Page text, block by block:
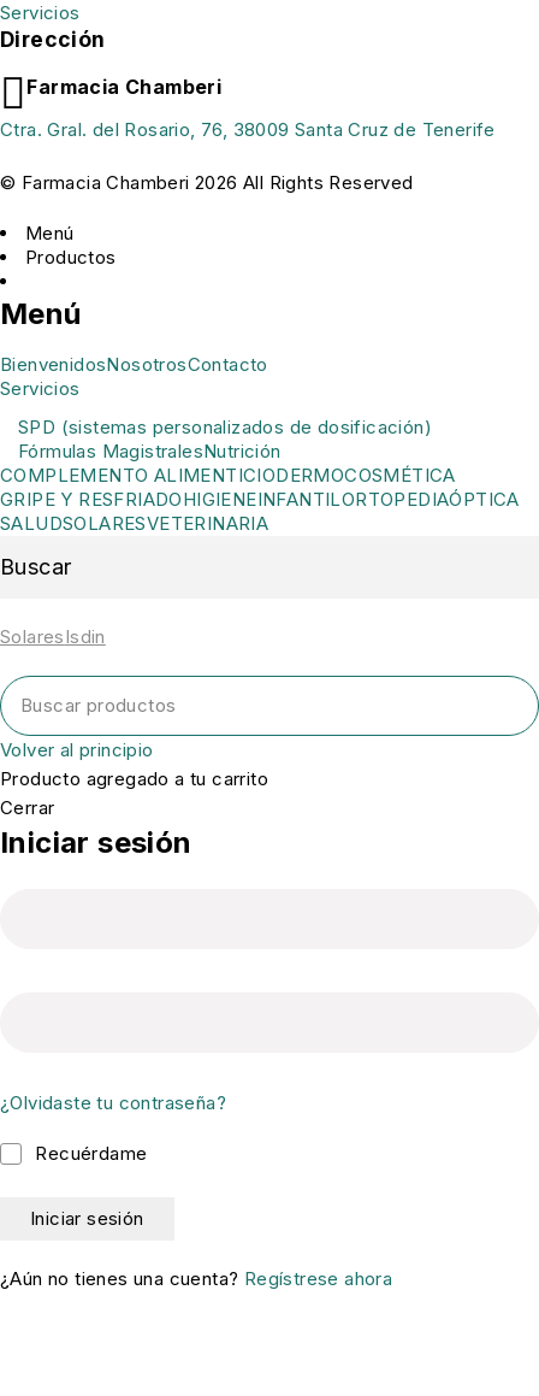
Servicios
Dirección
Farmacia Chamberi
Ctra. Gral. del Rosario, 76, 38009 Santa Cruz de Tenerife
© Farmacia Chamberi 2026 All Rights Reserved
Menú
Productos
Menú
BienvenidosNosotrosContacto
Servicios
SPD (sistemas personalizados de dosificación)
Fórmulas MagistralesNutrición
COMPLEMENTO ALIMENTICIODERMOCOSMÉTICA
GRIPE Y RESFRIADOHIGIENEINFANTILORTOPEDIAÓPTICA
SALUDSOLARESVETERINARIA
Buscar
SolaresIsdin
Volver al principio
Producto agregado a tu carrito
Cerrar
Iniciar sesión
¿Olvidaste tu contraseña?
Recuérdame
¿Aún no tienes una cuenta? Regístrese ahora